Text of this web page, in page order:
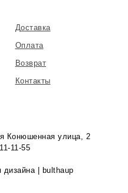
Доставка
Оплата
Возврат
Контакты
Конюшенная улица, 2
11-55
| bulthaup